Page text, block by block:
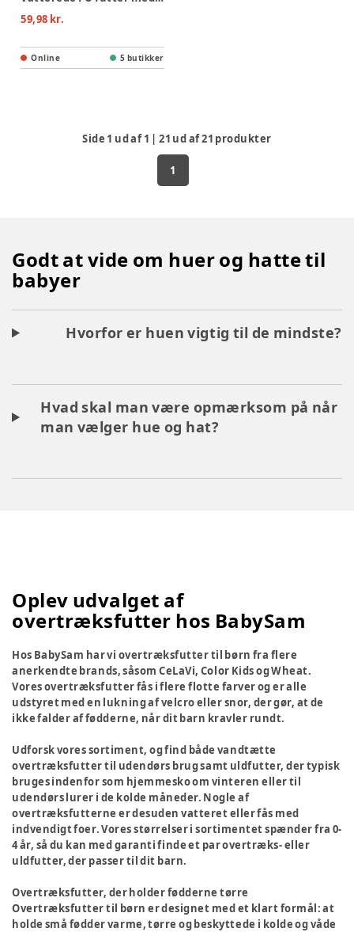
59,98 kr.
Online 5 butikker
Side 1 ud af1 |21 ud af21 produkter
1
Godt at vide om huer og hatte til
babyer
Hvorfor er huen vigtig til de mindste?
Hvad skal man være opmærksom på når
man vælger hue og hat?
Oplev udvalget af
overtræksfutter hos BabySam
Hos BabySam har vi overtræksfutter til børn fra flere
anerkendte brands, såsom CeLaVi, Color Kids og Wheat.
Vores overtræksfutter fås i flere flotte farver og er alle
udstyret med en lukning af velcro eller snor, der gør, at de
ikke falder af fødderne, når dit barn kravler rundt.
Udforsk vores sortiment, og find både vandtætte
overtræksfutter til udendørs brug samt uldfutter, der typisk
bruges indenfor som hjemmesko om vinteren eller til
udendørs lurer i de kolde måneder. Nogle af
overtræksfutterne er desuden vatteret eller fås med
indvendigt foer. Vores størrelser i sortimentet spænder fra 0-
4 år, så du kan med garanti finde et par overtræks- eller
uldfutter, der passer til dit barn.
Overtræksfutter, der holder fødderne tørre
Overtræksfutter til børn er designet med et klart formål: at
holde små fødder varme, tørre og beskyttede i kolde og våde